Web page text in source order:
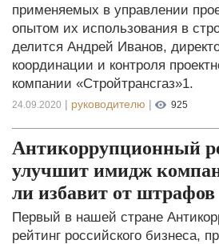
применяемых в управлении
опытом их использования в
делится Андрей Иванов,
координации и контроля
компании «Стройтрансгаз»1.
24.09.2020 | руководителю | 925
Антикоррупционный
улучшит имидж
ли избавит от штрафов
Первый в нашей стране
рейтинг российского бизнеса,